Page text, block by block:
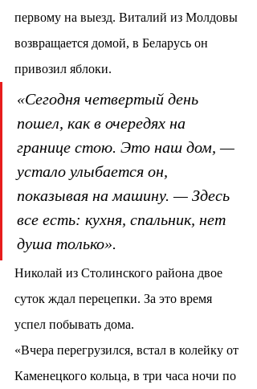
первому на выезд. Виталий из Молдовы
возвращается домой, в Беларусь он
привозил яблоки.
«Сегодня четвертый день
пошел, как в очередях на
границе стою. Это наш дом, —
устало улыбается он,
показывая на машину. — Здесь
все есть: кухня, спальник, нет
душа только».
Николай из Столинского района двое
суток ждал перецепки. За это время
успел побывать дома.
«Вчера перегрузился, встал в колейку от
Каменецкого кольца, в три часа ночи по